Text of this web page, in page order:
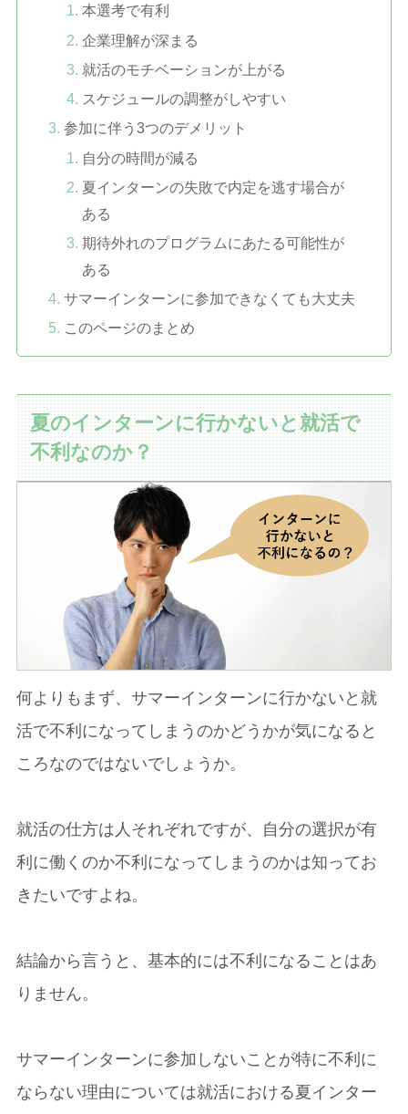
本選考で有利
企業理解が深まる
就活のモチベーションが上がる
スケジュールの調整がしやすい
参加に伴う3つのデメリット
自分の時間が減る
夏インターンの失敗で内定を逃す場合が
ある
期待外れのプログラムにあたる可能性が
ある
サマーインターンに参加できなくても大丈夫
このページのまとめ
夏のインターンに行かないと就活で
不利なのか？
何よりもまず、サマーインターンに行かないと就
活で不利になってしまうのかどうかが気になると
ころなのではないでしょうか。
就活の仕方は人それぞれですが、自分の選択が有
利に働くのか不利になってしまうのかは知ってお
きたいですよね。
結論から言うと、基本的には不利になることはあ
りません。
サマーインターンに参加しないことが特に不利に
ならない理由については就活における夏インター